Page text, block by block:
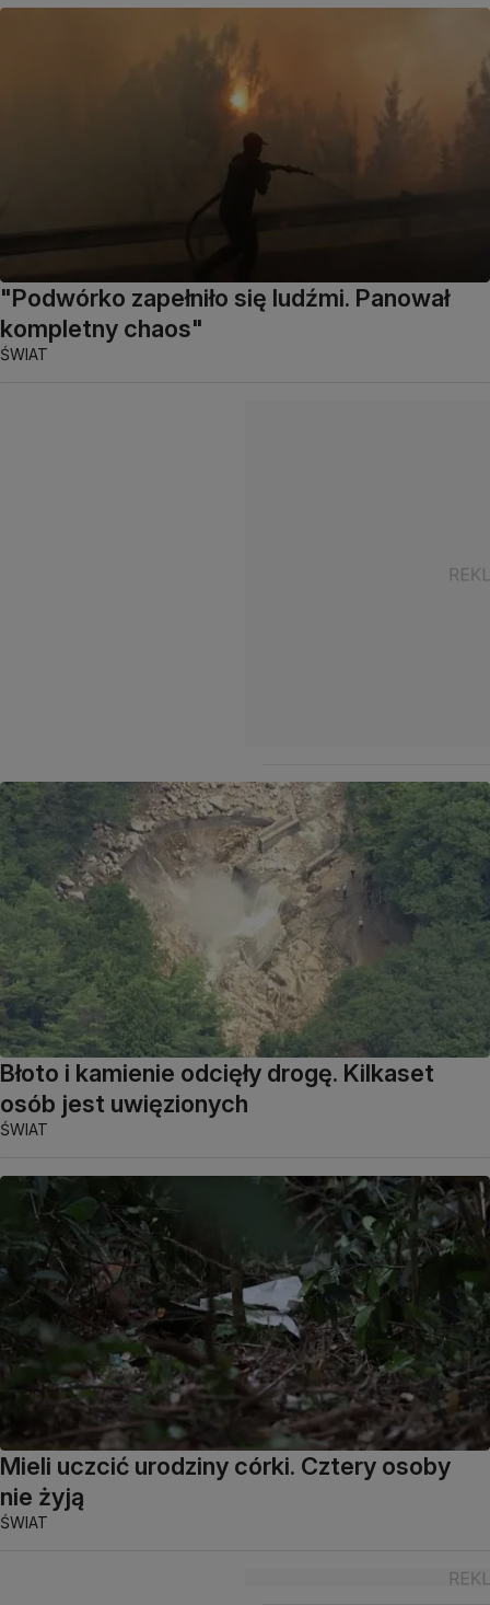
"Podwórko zapełniło się ludźmi. Panował
kompletny chaos"
ŚWIAT
Błoto i kamienie odcięły drogę. Kilkaset
osób jest uwięzionych
ŚWIAT
Mieli uczcić urodziny córki. Cztery osoby
nie żyją
ŚWIAT